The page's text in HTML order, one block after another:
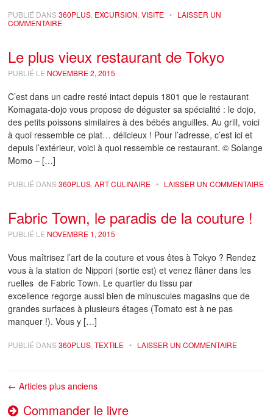
PUBLIÉ DANS360PLUS EXCURSION ,VISITE • LAISSER UN
COMMENTAIRE
Le plus vieux restaurant de Tokyo
PUBLIÉ LE NOVEMBRE 2, 2015
C’est dans un cadre resté intact depuis 1801 que le restaurant
Komagata-dojo vous propose de déguster sa spécialité : le dojo,
des petits poissons similaires à des bébés anguilles. Au grill, voici
à quoi ressemble ce plat… délicieux ! Pour l’adresse, c’est ici et
depuis l’extérieur, voici à quoi ressemble ce restaurant. © Solange
Momo – […]
PUBLIÉ DANS360PLUS ,ART CULINAIRE • LAISSER UN COMMENTAIRE
Fabric Town, le paradis de la couture !
PUBLIÉ LE NOVEMBRE 1, 2015
Vous maîtrisez l’art de la couture et vous êtes à Tokyo ? Rendez
vous à la station de Nippori (sortie est) et venez flâner dans les
ruelles de Fabric Town. Le quartier du tissu par
excellence regorge aussi bien de minuscules magasins que de
grandes surfaces à plusieurs étages (Tomato est à ne pas
manquer !). Vous y […]
PUBLIÉ DANS360PLUS ,TEXTILE • LAISSER UN COMMENTAIRE
Navigation des articles
← Articles plus anciens
Commander le livre